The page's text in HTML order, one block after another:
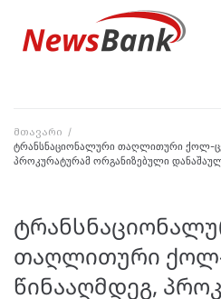
მთავარი /
ტრანსნაციონალური თაღლითური ქოლ-
პროკურატურამ ორგანიზებული
თაღლითური
წინააღმდეგ,